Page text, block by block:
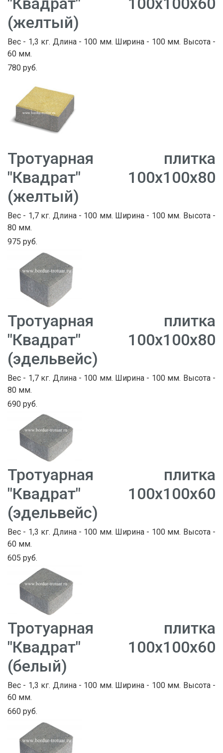
(желтый)
Вес - 1,3 кг. Длина - 100 мм. Ширина - 100 мм. Высота -
60 мм.
780 руб.
Тротуарная плитка
"Квадрат" 100х100х80
(желтый)
Вес - 1,7 кг. Длина - 100 мм. Ширина - 100 мм. Высота -
80 мм.
975 руб.
Тротуарная плитка
"Квадрат" 100х100х80
(эдельвейс)
Вес - 1,7 кг. Длина - 100 мм. Ширина - 100 мм. Высота -
80 мм.
690 руб.
Тротуарная плитка
"Квадрат" 100х100х60
(эдельвейс)
Вес - 1,3 кг. Длина - 100 мм. Ширина - 100 мм. Высота -
60 мм.
605 руб.
Тротуарная плитка
"Квадрат" 100х100х60
(белый)
Вес - 1,3 кг. Длина - 100 мм. Ширина - 100 мм. Высота -
60 мм.
660 руб.